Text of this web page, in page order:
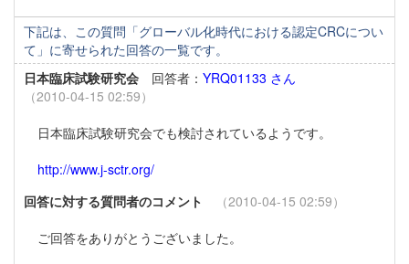
下記は、この質問「グローバル化時代における認定CRCについ
て」に寄せられた回答の一覧です。
日本臨床試験研究会
回答者： YRQ01133 さん
（2010-04-15 02:59）
日本臨床試験研究会でも検討されているようです。
http://www.j-sctr.org/
回答に対する質問者のコメント
（2010-04-15 02:59）
ご回答をありがとうございました。